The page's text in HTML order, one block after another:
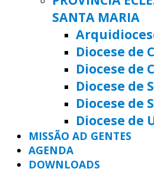
SANTA MARIA
Diocese de
Diocese de
Diocese de
Diocese de
Diocese de
MISSÃO AD GENTES
AGENDA
DOWNLOADS